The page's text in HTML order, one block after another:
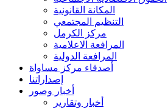
المكانة القانونية
التنظيم المجتمعي
مركز الكرمل
المرافعة الاعلامية
المرافعة الدولية
أصدقاء مركز مساواة
إصداراتنا
أخبار وصور
أخبار وتقارير